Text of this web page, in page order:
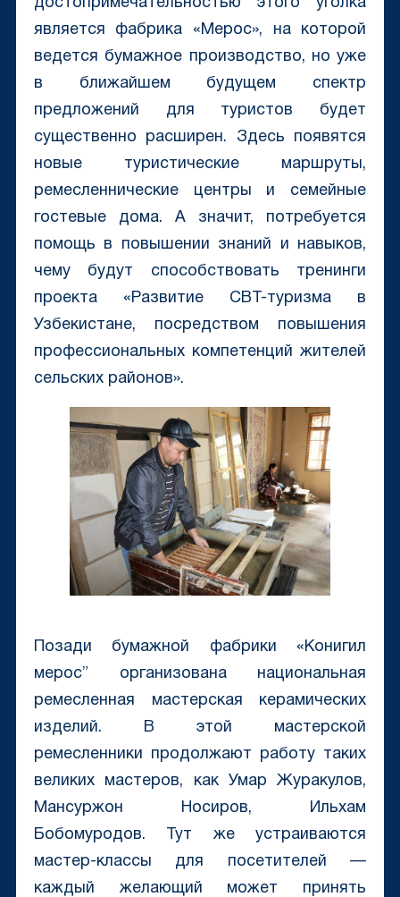
является фабрика «Мерос», на которой
ведется бумажное производство, но уже
в ближайшем будущем спектр
предложений для туристов будет
существенно расширен. Здесь появятся
новые туристические маршруты,
ремесленнические центры и семейные
гостевые дома. А значит, потребуется
помощь в повышении знаний и навыков,
чему будут способствовать тренинги
проекта «Развитие CBT-туризма в
Узбекистане, посредством повышения
профессиональных компетенций жителей
сельских районов».
Позади бумажной фабрики «Конигил
мерос” организована национальная
ремесленная мастерская керамических
изделий. В этой мастерской
ремесленники продолжают работу таких
великих мастеров, как Умар Журакулов,
Мансуржон Носиров, Ильхам
Бобомуродов. Тут же устраиваются
мастер-классы для посетителей —
каждый желающий может принять